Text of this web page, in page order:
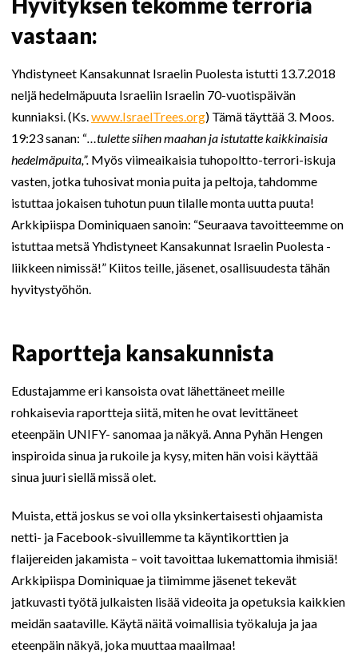
Hyvityksen tekomme terroria
vastaan:
Yhdistyneet Kansakunnat Israelin Puolesta istutti 13.7.2018
neljä hedelmäpuuta Israeliin Israelin 70-vuotispäivän
kunniaksi. (Ks.www.IsraelTrees.org) Tämä täyttää 3. Moos.
19:23 sanan: “…tulette siihen maahan ja istutatte kaikkinaisia
hedelmäpuita,”. Myös viimeaikaisia tuhopoltto-terrori-iskuja
vasten, jotka tuhosivat monia puita ja peltoja, tahdomme
istuttaa jokaisen tuhotun puun tilalle monta uutta puuta!
Arkkipiispa Dominiquaen sanoin: “Seuraava tavoitteemme on
istuttaa metsä Yhdistyneet Kansakunnat Israelin Puolesta -
liikkeen nimissä!” Kiitos teille, jäsenet, osallisuudesta tähän
hyvitystyöhön.
Raportteja kansakunnista
Edustajamme eri kansoista ovat lähettäneet meille
rohkaisevia raportteja siitä, miten he ovat levittäneet
eteenpäin UNIFY- sanomaa ja näkyä. Anna Pyhän Hengen
inspiroida sinua ja rukoile ja kysy, miten hän voisi käyttää
sinua juuri siellä missä olet.
Muista, että joskus se voi olla yksinkertaisesti ohjaamista
netti- ja Facebook-sivuillemme ta käyntikorttien ja
flaijereiden jakamista – voit tavoittaa lukemattomia ihmisiä!
Arkkipiispa Dominiquae ja tiimimme jäsenet tekevät
jatkuvasti työtä julkaisten lisää videoita ja opetuksia kaikkien
meidän saataville. Käytä näitä voimallisia työkaluja ja jaa
eteenpäin näkyä, joka muuttaa maailmaa!